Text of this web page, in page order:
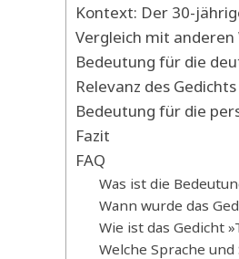
Kontext: Der 30-
Vergleich mit
Bedeutung für die
Relevanz des
Bedeutung für die
Fazit
FAQ
Was ist die
Wann wurde das
Wie ist das Gedicht
Welche Sprache